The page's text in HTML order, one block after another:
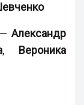
— Александр
, Вероника